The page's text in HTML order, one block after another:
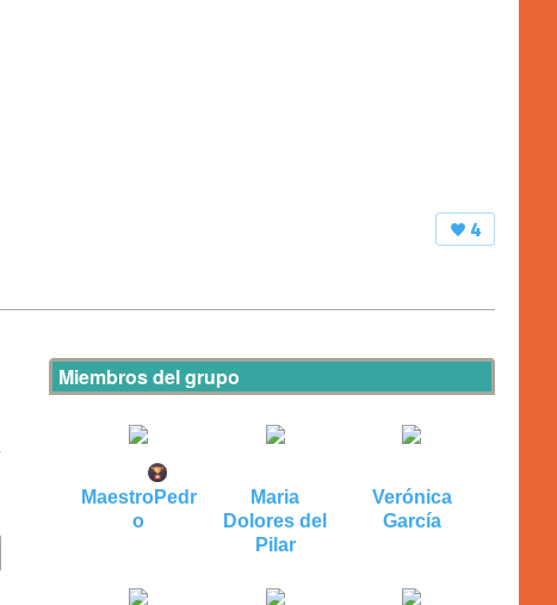
4
Miembros del grupo
MaestroPedr
o
Maria
Dolores del
Pilar
Verónica
García